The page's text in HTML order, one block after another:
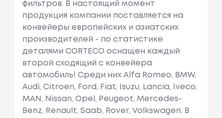
фильтров. В настоящий момент
продукция компании поставляется на
конвейеры европейских и азиатских
производителей - по статистике
деталями CORTECO оснащен каждый
второй сходящий с конвейера
автомобиль! Среди них Alfa Romeo, BMW,
Audi, Citroen, Ford, Fiat, Isuzu, Lancia, Iveco,
MAN, Nissan, Opel, Peugeot, Mercedes-
Benz, Renault, Saab, Rover, Volkswagen. В